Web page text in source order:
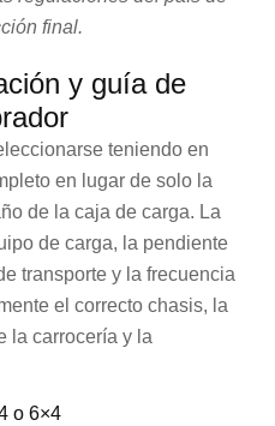
final.
y guía de
teniendo en
en lugar de solo la
de la caja de carga. La
de carga, la pendiente
transporte y la frecuencia
el correcto chasis, la
la carrocería y la
o 6×4